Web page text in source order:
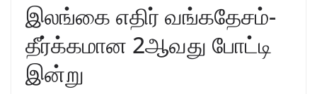
இலங்கை எதிர் வங்கதேசம்-
தீர்க்கமான 2ஆவது போட்டி
இன்று